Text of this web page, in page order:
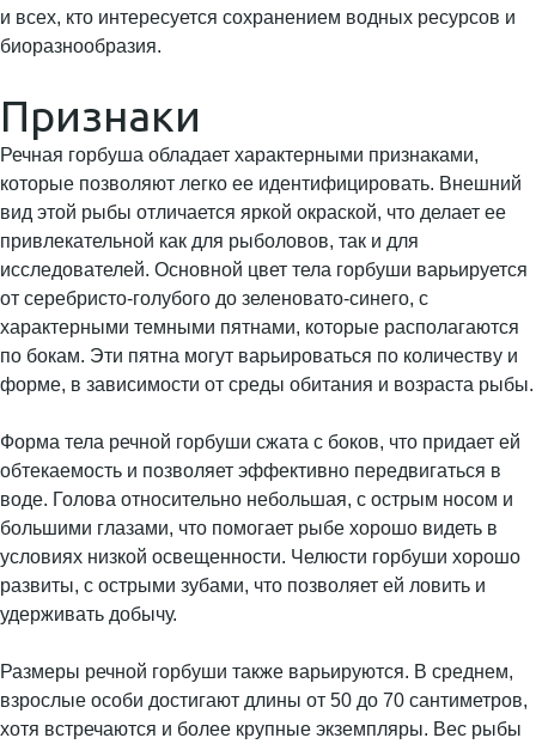
и всех, кто интересуется сохранением водных ресурсов и
биоразнообразия.
Признаки
Речная горбуша обладает характерными признаками,
которые позволяют легко ее идентифицировать. Внешний
вид этой рыбы отличается яркой окраской, что делает ее
привлекательной как для рыболовов, так и для
исследователей. Основной цвет тела горбуши варьируется
от серебристо-голубого до зеленовато-синего, с
характерными темными пятнами, которые располагаются
по бокам. Эти пятна могут варьироваться по количеству и
форме, в зависимости от среды обитания и возраста рыбы.
Форма тела речной горбуши сжата с боков, что придает ей
обтекаемость и позволяет эффективно передвигаться в
воде. Голова относительно небольшая, с острым носом и
большими глазами, что помогает рыбе хорошо видеть в
условиях низкой освещенности. Челюсти горбуши хорошо
развиты, с острыми зубами, что позволяет ей ловить и
удерживать добычу.
Размеры речной горбуши также варьируются. В среднем,
взрослые особи достигают длины от 50 до 70 сантиметров,
хотя встречаются и более крупные экземпляры. Вес рыбы